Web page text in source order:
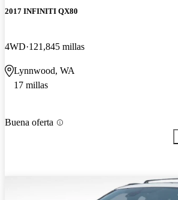
2017 INFINITI QX80
4WD 121,845 millas
Lynnwood, WA
17 millas
Buena oferta